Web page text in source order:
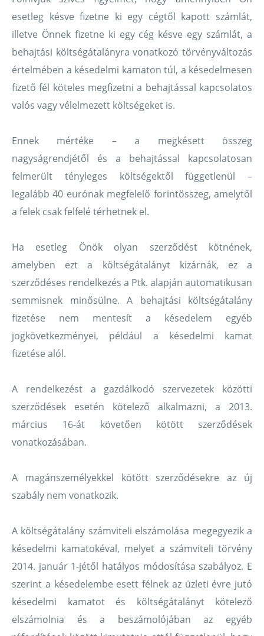
esetleg késve fizetne ki egy cégtől kapott számlát,
illetve Önnek fizetne ki egy cég késve egy számlát, a
behajtási költségátalányra vonatkozó törvényváltozás
értelmében a késedelmi kamaton túl, a késedelmesen
fizető fél köteles megfizetni a behajtással kapcsolatos
valós vagy vélelmezett költségeket is.
Ennek mértéke – a megkésett összeg
nagyságrendjétől és a behajtással kapcsolatosan
felmerült tényleges költségektől függetlenül –
legalább 40 eurónak megfelelő forintösszeg, amelytől
a felek csak felfelé térhetnek el.
Ha esetleg Önök olyan szerződést kötnének,
amelyben ezt a költségátalányt kizárnák, ez a
szerződéses rendelkezés a Ptk. alapján automatikusan
semmisnek minősülne. A behajtási költségátalány
fizetése nem mentesít a késedelem egyéb
jogkövetkezményei, például a késedelmi kamat
fizetése alól.
A rendelkezést a gazdálkodó szervezetek közötti
szerződések esetén kötelező alkalmazni, a 2013.
március 16-át követően kötött szerződések
vonatkozásában.
A magánszemélyekkel kötött szerződésekre az új
szabály nem vonatkozik.
A költségátalány számviteli elszámolása megegyezik a
késedelmi kamatokéval, melyet a számviteli törvény
2014. január 1-jétől hatályos módosítása szabályoz. E
szerint a késedelembe esett félnek az üzleti évre jutó
késedelmi kamatot és költségátalányt kötelező
elszámolnia és a beszámolójában az egyéb